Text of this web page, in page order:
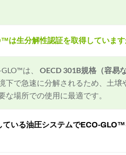
は生分解性認証を取得しています
は、 OECD 301B規格（容易
下で急速に分解されるため、土壌
な場所での使用に最適です。
ている油圧システムでECO-